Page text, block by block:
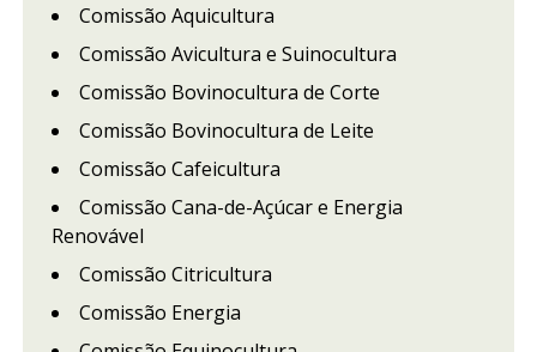
Comissão Aquicultura
Comissão Avicultura e Suinocultura
Comissão Bovinocultura de Corte
Comissão Bovinocultura de Leite
Comissão Cafeicultura
Comissão Cana-de-Açúcar e Energia
Renovável
Comissão Citricultura
Comissão Energia